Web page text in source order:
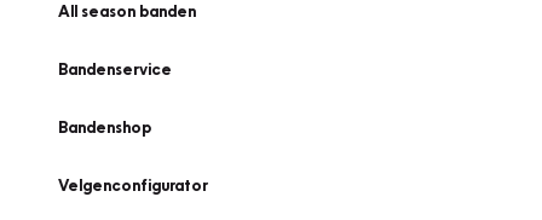
All season banden
Bandenservice
Bandenshop
Velgenconfigurator